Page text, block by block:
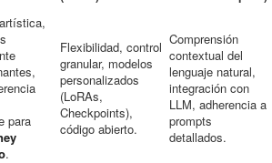
para
.
Flexibilidad, control
granular, modelos
personalizados
(LoRAs,
Checkpoints),
código abierto.
Comprensión
contextual del
lenguaje natural,
integración con
LLM, adherencia a
prompts
detallados.